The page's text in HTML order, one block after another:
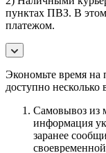
пунктах ПВЗ. В
платежом.
Экономьте время на
доступно несколько
Самовывоз из
информация
заранее